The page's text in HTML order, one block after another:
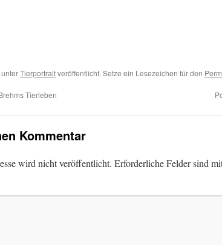
Tierportraitveröffentlicht. Setze ein Lesezeichen für den
Tierleben
Kommentar
wird nicht veröffentlicht. Erforderliche Felder sind